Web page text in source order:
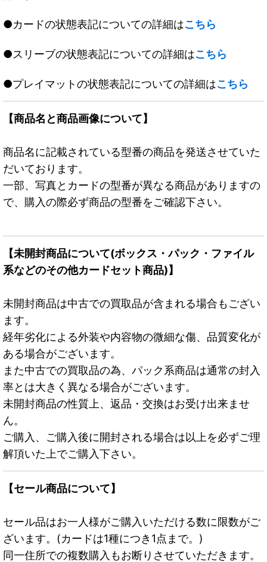
●カードの状態表記についての詳細はこちら
●スリーブの状態表記についての詳細はこちら
●プレイマットの状態表記についての詳細はこちら
【商品名と商品画像について】
商品名に記載されている型番の商品を発送させていた
だいております。
一部、写真とカードの型番が異なる商品がありますの
で、購入の際必ず商品の型番をご確認下さい。
【未開封商品について(ボックス・パック・ファイル
系などのその他カードセット商品)】
未開封商品は中古での買取品が含まれる場合もござい
ます。
経年劣化による外装や内容物の微細な傷、品質変化が
ある場合がございます。
また中古での買取品の為、パック系商品は通常の封入
率とは大きく異なる場合がございます。
未開封商品の性質上、返品・交換はお受け出来ませ
ん。
ご購入、ご購入後に開封される場合は以上を必ずご理
解頂いた上でご購入下さい。
【セール商品について】
セール品はお一人様がご購入いただける数に限数がご
ざいます。(カードは1種につき1点まで。)
同一住所での複数購入もお断りさせていただきます。